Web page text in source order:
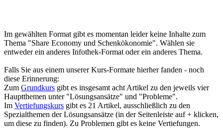
Im gewählten Format gibt es momentan leider keine Inhalte zum
Thema "Share Economy und Schenkökonomie". Wählen sie
entweder ein anderes Infothek-Format oder ein anderes Thema.
Falls Sie aus einem unserer Kurs-Formate hierher fanden - noch
diese Erinnerung:
Zum Grundkurs gibt es insgesamt acht Artikel zu den jeweils vier
Hauptthemen unter "Lösungsansätze" und "Probleme".
Im Vertiefungskurs gibt es 21 Artikel, ausschließlich zu den
Spezialthemen der Lösungsansätze (in der Seitenleiste auf + klicken,
um diese zu finden). Zu Problemen gibt es keine Vertiefungen.